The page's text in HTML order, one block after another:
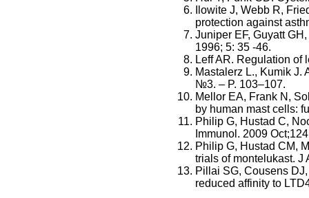
Ilowite J, Webb R,
protection against
Juniper EF, Guyatt
1996; 5: 35 -46.
Leff AR. Regulation of
Mastalerz L., Kumik J.
№3. – P. 103–107.
Mellor EA, Frank N,
by human mast cells:
Philip G, Hustad C,
Immunol. 2009
Philip G, Hustad CM,
trials of montelukast. J
Pillai SG, Cousens
reduced affinity to